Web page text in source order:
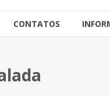
CONTATOS